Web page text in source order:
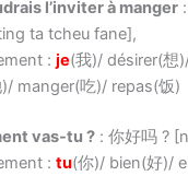
l’inviter à manger
ta tcheu fane],
:je(我)/ désirer(想
)/ manger(吃)/ repas(饭)
vas-tu ? : 你好吗 ?
:tu(你)/ bien(好)/